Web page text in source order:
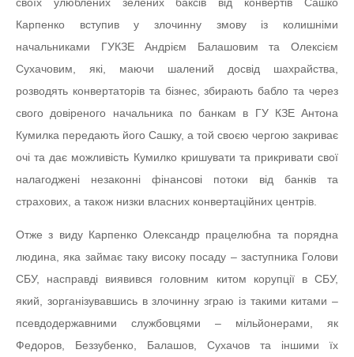
своїх улюблених зелених баксів від конвертів Сашко
Карпенко вступив у злочинну змову із колишніми
начальниками ГУКЗЕ Андрієм Балашовим та Олексієм
Сухачовим, які, маючи шалений досвід шахрайства,
розводять конвертаторів та бізнес, збирають бабло та через
свого довіреного начальника по банкам в ГУ КЗЕ Антона
Кумилка передають його Сашку, а той своєю чергою закриває
очі та дає можливість Кумилко кришувати та прикривати свої
налагоджені незаконні фінансові потоки від банків та
страхових, а також низки власних конвертаційних центрів.
Отже з виду Карпенко Олександр працелюбна та порядна
людина, яка займає таку високу посаду – заступника Голови
СБУ, насправді виявився головним китом корупції в СБУ,
який, зорганізувавшись в злочинну зграю із такими китами –
псевдодержавними службовцями – мільйонерами, як
Федоров, Беззубенко, Балашов, Сухачов та іншими їх